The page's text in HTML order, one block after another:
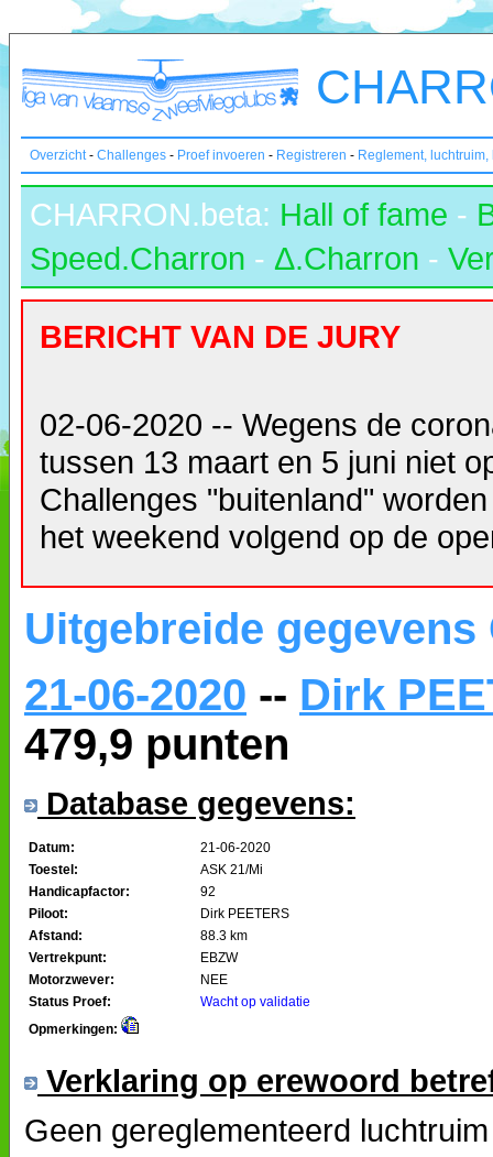
Overzicht- Challenges - Proef invoeren - Registreren - Reglement,
CHARRON.beta: Hall of fame -
Speed.Charron - Δ.Charron -
BERICHT VAN DE JURY
02-06-2020 -- Wegens de
tussen 13 maart en 5 juni niet
Challenges "buitenland"
het weekend volgend op de
Uitgebreide
21-06-2020 -- Dirk
479,9 punten
Database gegevens:
Datum:
21-06-2020
Toestel:
ASK 21/Mi
Handicapfactor:
92
Piloot:
Dirk PEETERS
Afstand:
88.3 km
Vertrekpunt:
EBZW
Motorzwever:
NEE
Status Proef:
Wacht op validatie
Opmerkingen:
Verklaring op erewoord
Geen gereglementeerd